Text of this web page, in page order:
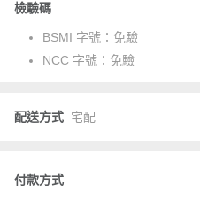
檢驗碼
BSMI 字號： 免驗
NCC 字號： 免驗
配送方式 宅配
付款方式